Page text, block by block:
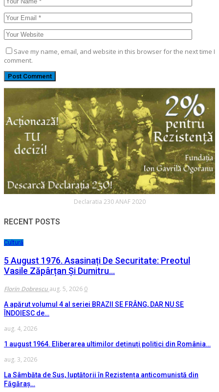
Save my name, email, and website in this browser for the next time I
comment.
Declaratia 230 ANAF 2020
RECENT POSTS
Cultură
5 August 1976. Asasinați De Securitate: Preotul
Vasile Zăpârțan Și Dumitru…
Florin Dobrescu aug. 5, 2026 0
A apărut volumul 4 al seriei BRAZII SE FRÂNG, DAR NU SE
ÎNDOIESC de…
aug. 4, 2026
1 august 1964. Eliberarea ultimilor deținuți politici din România…
aug. 3, 2026
La Sâmbăta de Sus, luptătorii în Rezistența anticomunistă din
Făgăraș…